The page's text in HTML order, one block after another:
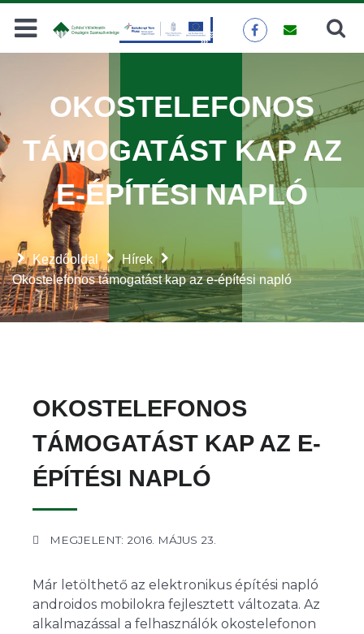
Keresés
Kezdőoldal
Hírek
Okostelefonos támogatást kap az e-építési napló
OKOSTELEFONOS
TÁMOGATÁST KAP AZ
E-ÉPÍTÉSI NAPLÓ
OKOSTELEFONOS
TÁMOGATÁST KAP AZ E-
ÉPÍTÉSI NAPLÓ
MEGJELENT: 2016. MÁJUS 23.
Már letölthető az elektronikus építési napló
androidos mobilokra fejlesztett változata. Az
alkalmazással a felhasználók okostelefonon